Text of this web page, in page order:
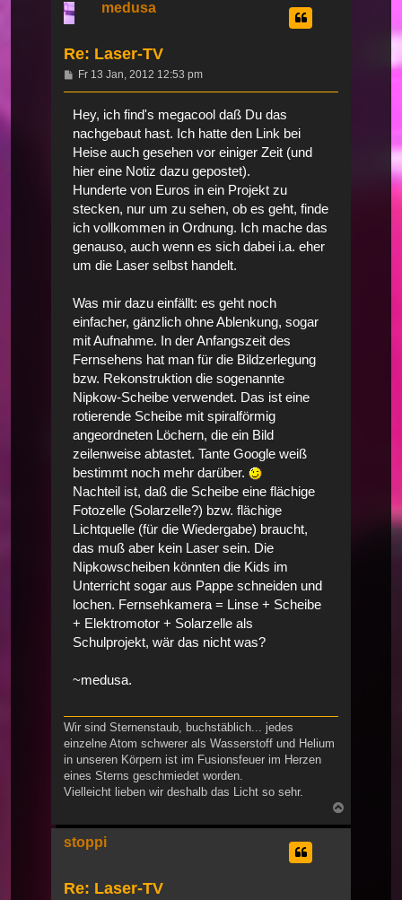
medusa
Re: Laser-TV
Beitrag
Fr 13 Jan, 2012 12:53 pm
Hey, ich find's megacool daß Du das
nachgebaut hast. Ich hatte den Link bei
Heise auch gesehen vor einiger Zeit (und
hier eine Notiz dazu gepostet).
Hunderte von Euros in ein Projekt zu
stecken, nur um zu sehen, ob es geht, finde
ich vollkommen in Ordnung. Ich mache das
genauso, auch wenn es sich dabei i.a. eher
um die Laser selbst handelt.
Was mir dazu einfällt: es geht noch
einfacher, gänzlich ohne Ablenkung, sogar
mit Aufnahme. In der Anfangszeit des
Fernsehens hat man für die Bildzerlegung
bzw. Rekonstruktion die sogenannte
Nipkow-Scheibe verwendet. Das ist eine
rotierende Scheibe mit spiralförmig
angeordneten Löchern, die ein Bild
zeilenweise abtastet. Tante Google weiß
bestimmt noch mehr darüber.
Nachteil ist, daß die Scheibe eine flächige
Fotozelle (Solarzelle?) bzw. flächige
Lichtquelle (für die Wiedergabe) braucht,
das muß aber kein Laser sein. Die
Nipkowscheiben könnten die Kids im
Unterricht sogar aus Pappe schneiden und
lochen. Fernsehkamera = Linse + Scheibe
+ Elektromotor + Solarzelle als
Schulprojekt, wär das nicht was?
~medusa.
Wir sind Sternenstaub, buchstäblich... jedes
einzelne Atom schwerer als Wasserstoff und Helium
in unseren Körpern ist im Fusionsfeuer im Herzen
eines Sterns geschmiedet worden.
Vielleicht lieben wir deshalb das Licht so sehr.
oben
stoppi
Re: Laser-TV